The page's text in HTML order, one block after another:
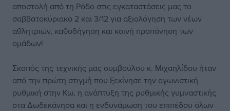
αποστολή από τη Ρόδο στις εγκαταστάσεις μας το
σαββατοκύριακο 2 και 3/12 για αξιολόγηση των νέων
αθλητριών, καθοδήγηση και κοινή προπόνηση των
ομάδων!
Σκοπός της τεχνικής μας συμβούλου κ. Μιχαηλίδου ήταν
από την πρώτη στιγμή που ξεκίνησε την αγωνιστική
ρυθμική στην Κω, η ανάπτυξη της ρυθμικής γυμναστικής
στα Δωδεκάνησα και η ενδυνάμωση του επιπέδου όλων